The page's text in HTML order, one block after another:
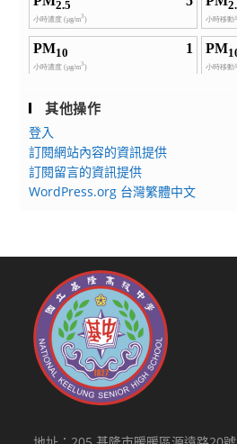
其他操作
登入
訂閱網站內容的資訊提供
訂閱留言的資訊提供
WordPress.org 台灣繁體中文